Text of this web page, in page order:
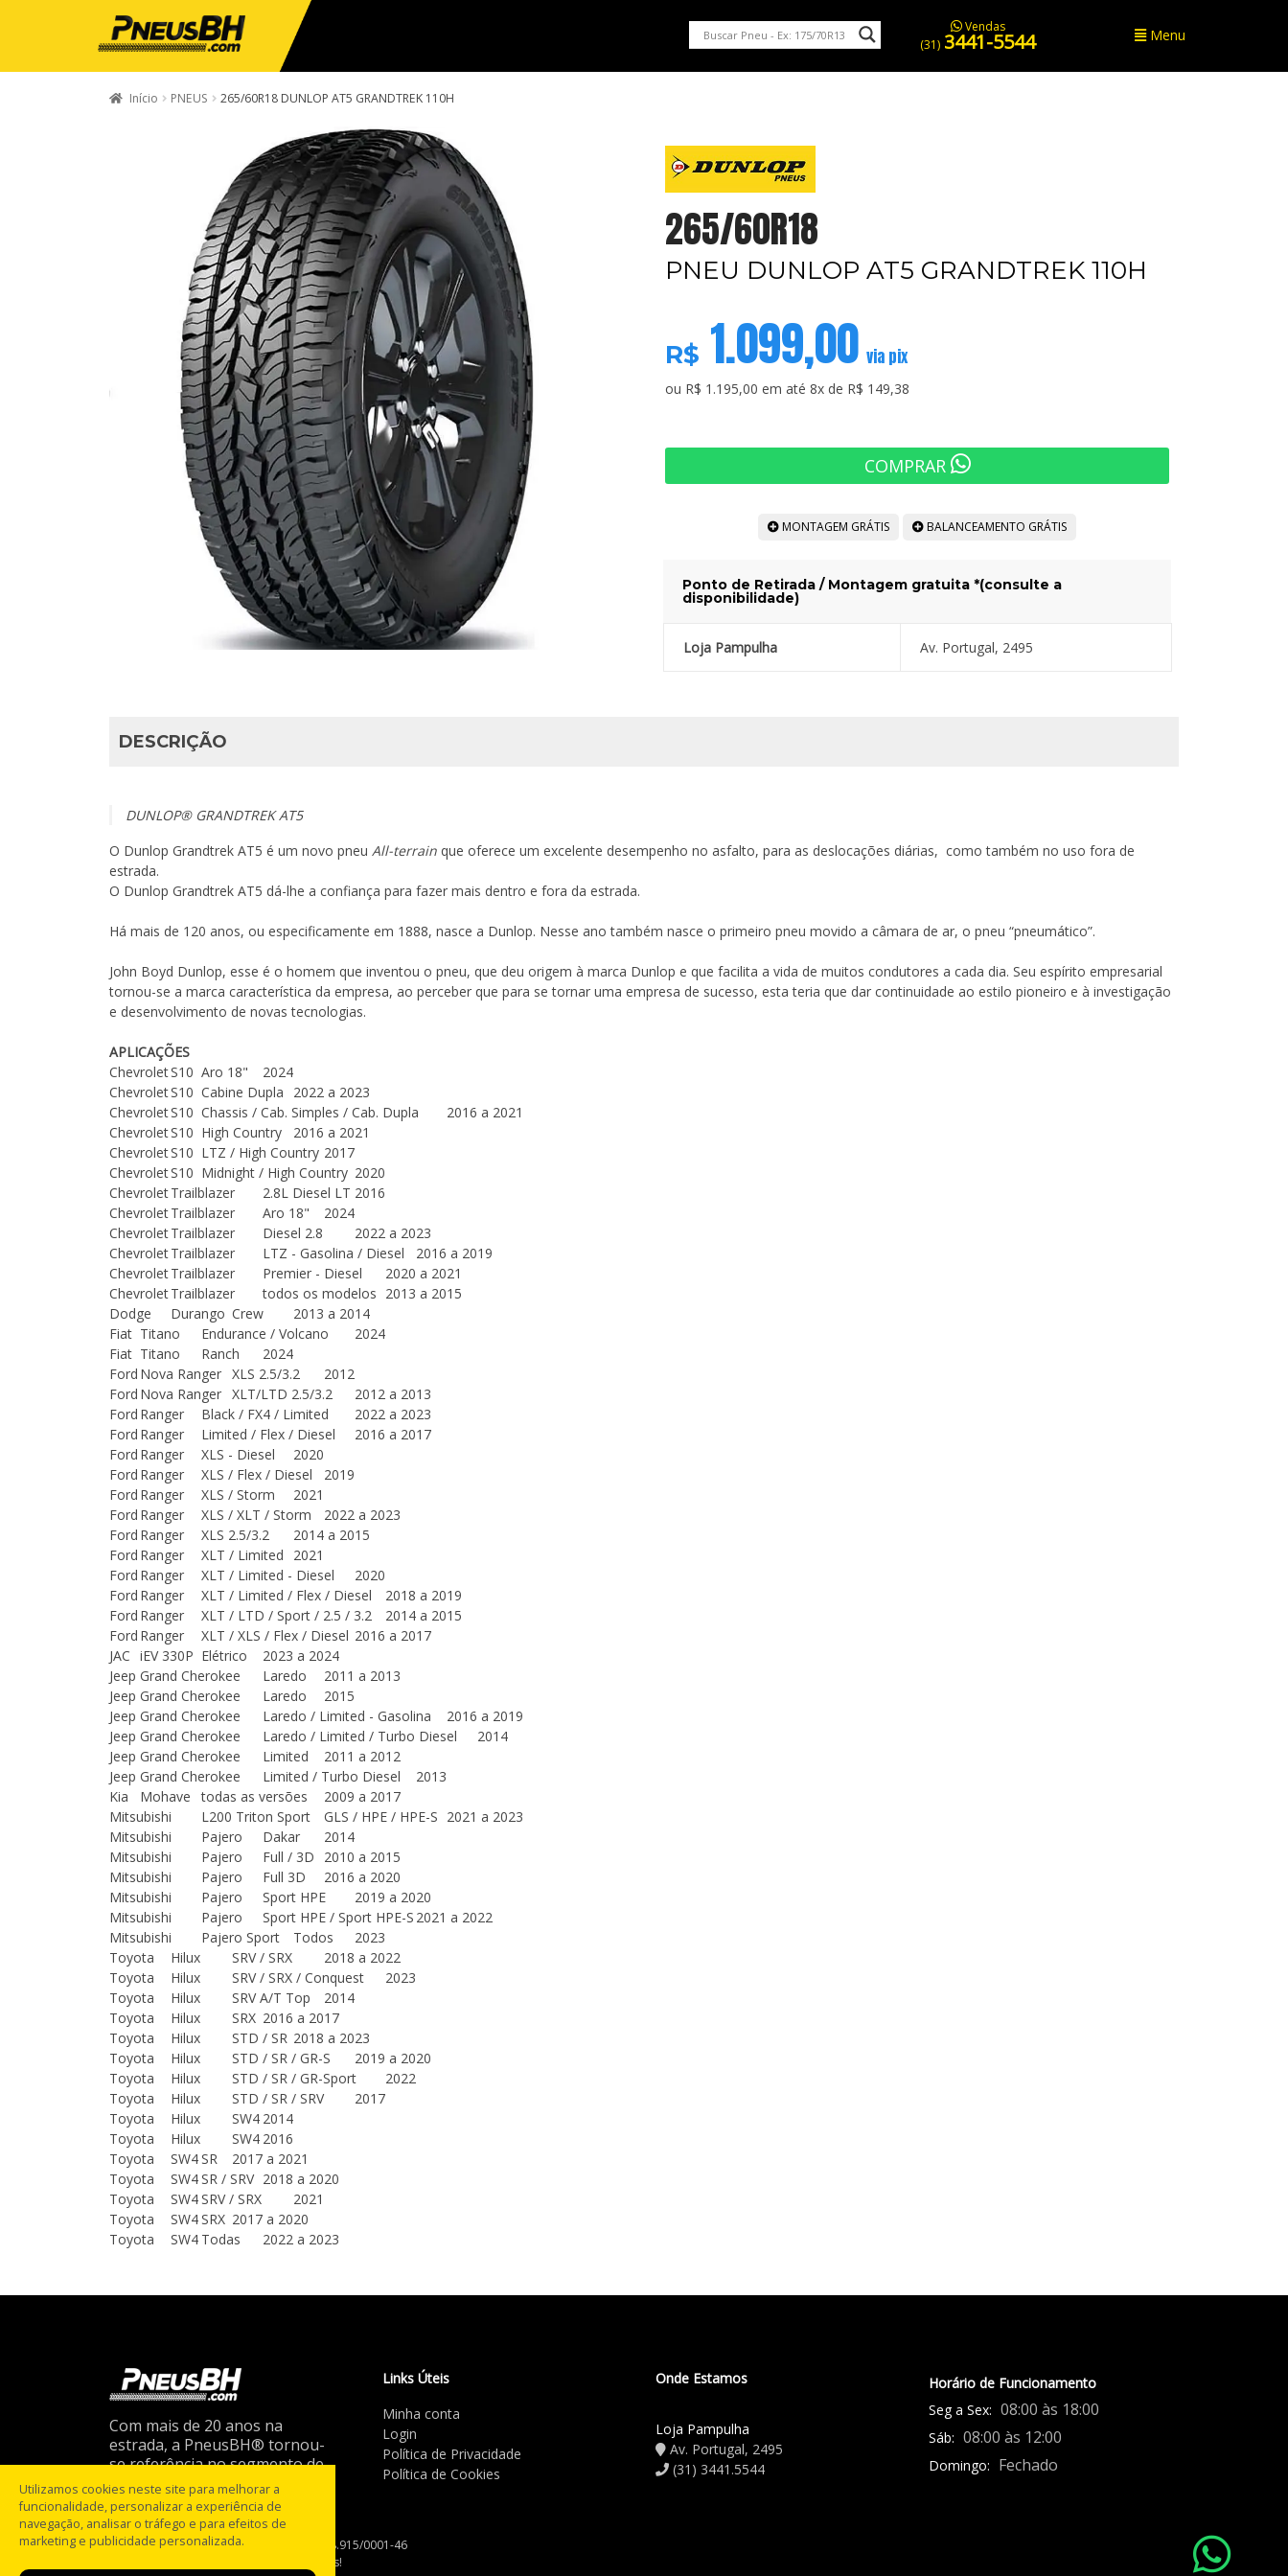
Vendas
(31) 3441-5544 Menu
Início PNEUS 265/60R18 DUNLOP AT5 GRANDTREK 110H
265/60R18
PNEU DUNLOP AT5 GRANDTREK 110H
R$ 1.099,00 via pix
ou R$ 1.195,00 em até 8x de R$ 149,38
COMPRAR
MONTAGEM GRÁTIS BALANCEAMENTO GRÁTIS
Ponto de Retirada / Montagem gratuita *(consulte a
disponibilidade)
Loja Pampulha Av. Portugal, 2495
DESCRIÇÃO
DUNLOP® GRANDTREK AT5
O Dunlop Grandtrek AT5 é um novo pneu All-terrain que oferece um excelente desempenho no asfalto, para as deslocações diárias, como também no uso fora de
estrada.
O Dunlop Grandtrek AT5 dá-lhe a confiança para fazer mais dentro e fora da estrada.
Há mais de 120 anos, ou especificamente em 1888, nasce a Dunlop. Nesse ano também nasce o primeiro pneu movido a câmara de ar, o pneu “pneumático”.
John Boyd Dunlop, esse é o homem que inventou o pneu, que deu origem à marca Dunlop e que facilita a vida de muitos condutores a cada dia. Seu espírito empresarial
tornou-se a marca característica da empresa, ao perceber que para se tornar uma empresa de sucesso, esta teria que dar continuidade ao estilo pioneiro e à investigação
e desenvolvimento de novas tecnologias.
APLICAÇÕES
ChevroletS10 Aro 18"
2024
ChevroletS10 Cabine Dupla
2022 a 2023
ChevroletS10 Chassis / Cab. Simples / Cab. Dupla
2016 a 2021
ChevroletS10 High Country
2016 a 2021
ChevroletS10 LTZ / High Country 2017
ChevroletS10 Midnight / High Country 2020
ChevroletTrailblazer 2.8L Diesel LT 2016
ChevroletTrailblazer Aro 18"
2024
ChevroletTrailblazer Diesel 2.8
2022 a 2023
ChevroletTrailblazer LTZ - Gasolina / Diesel
2016 a 2019
ChevroletTrailblazer Premier - Diesel
2020 a 2021
ChevroletTrailblazer todos os modelos 2013 a 2015
Dodge
Durango Crew
2013 a 2014
Fiat Titano Endurance / Volcano
2024
Fiat Titano Ranch
2024
Ford Nova Ranger XLS 2.5/3.2
2012
Ford Nova Ranger XLT/LTD 2.5/3.2
2012 a 2013
Ford Ranger Black / FX4 / Limited
2022 a 2023
Ford Ranger Limited / Flex / Diesel
2016 a 2017
Ford Ranger XLS - Diesel
2020
Ford Ranger XLS / Flex / Diesel
2019
Ford Ranger XLS / Storm
2021
Ford Ranger XLS / XLT / Storm
2022 a 2023
Ford Ranger XLS 2.5/3.2
2014 a 2015
Ford Ranger XLT / Limited
2021
Ford Ranger XLT / Limited - Diesel
2020
Ford Ranger XLT / Limited / Flex / Diesel
2018 a 2019
Ford Ranger XLT / LTD / Sport / 2.5 / 3.2
2014 a 2015
Ford Ranger XLT / XLS / Flex / Diesel 2016 a 2017
JAC iEV 330P Elétrico
2023 a 2024
Jeep Grand Cherokee Laredo
2011 a 2013
Jeep Grand Cherokee Laredo
2015
Jeep Grand Cherokee Laredo / Limited - Gasolina
2016 a 2019
Jeep Grand Cherokee Laredo / Limited / Turbo Diesel
2014
Jeep Grand Cherokee Limited
2011 a 2012
Jeep Grand Cherokee Limited / Turbo Diesel
2013
Kia
Mohave todas as versões
2009 a 2017
Mitsubishi
L200 Triton Sport GLS / HPE / HPE-S 2021 a 2023
Mitsubishi
Pajero Dakar
2014
Mitsubishi
Pajero Full / 3D
2010 a 2015
Mitsubishi
Pajero Full 3D
2016 a 2020
Mitsubishi
Pajero Sport HPE
2019 a 2020
Mitsubishi
Pajero Sport HPE / Sport HPE-S 2021 a 2022
Mitsubishi
Pajero Sport Todos
2023
Toyota
Hilux SRV / SRX
2018 a 2022
Toyota
Hilux SRV / SRX / Conquest
2023
Toyota
Hilux SRV A/T Top
2014
Toyota
Hilux SRX 2016 a 2017
Toyota
Hilux STD / SR 2018 a 2023
Toyota
Hilux STD / SR / GR-S
2019 a 2020
Toyota
Hilux STD / SR / GR-Sport
2022
Toyota
Hilux STD / SR / SRV
2017
Toyota
Hilux SW4 2014
Toyota
Hilux SW4 2016
Toyota
SW4SR
2017 a 2021
Toyota
SW4SR / SRV 2018 a 2020
Toyota
SW4SRV / SRX
2021
Toyota
SW4SRX 2017 a 2020
Toyota
SW4 Todas 2022 a 2023
Com mais de 20 anos na
estrada, a PneusBH® tornou-
se referência no segmento de
pneus multimarcas em MG.
Links Úteis
Minha conta
Login
Política de Privacidade
Política de Cookies
Onde Estamos
Loja Pampulha
Av. Portugal, 2495
(31) 3441.5544
Horário de Funcionamento
Seg a Sex: 08:00 às 18:00
Sáb: 08:00 às 12:00
Domingo: Fechado
Razão social: PneusBH Ltda / CNPJ: 04.968.915/0001-46
PneusBH® - Todos os direitos reservados!
Utilizamos cookies neste site para melhorar a
funcionalidade, personalizar a experiência de
navegação, analisar o tráfego e para efeitos de
marketing e publicidade personalizada.